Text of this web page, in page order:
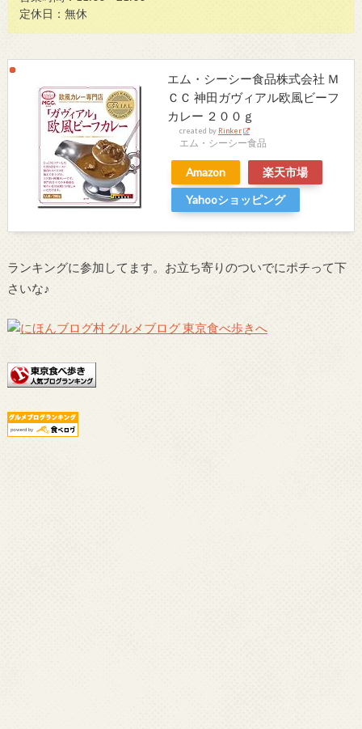
定休日：無休
エム・シーシー食品株式会社 Ｍ
ＣＣ 神田ガヴィアル欧風ビーフ
カレー ２００ｇ
created by Rinker
エム・シーシー食品
Amazon
楽天市場
Yahooショッピング
ランキングに参加してます。お立ち寄りのついでにポチって下
さいな♪